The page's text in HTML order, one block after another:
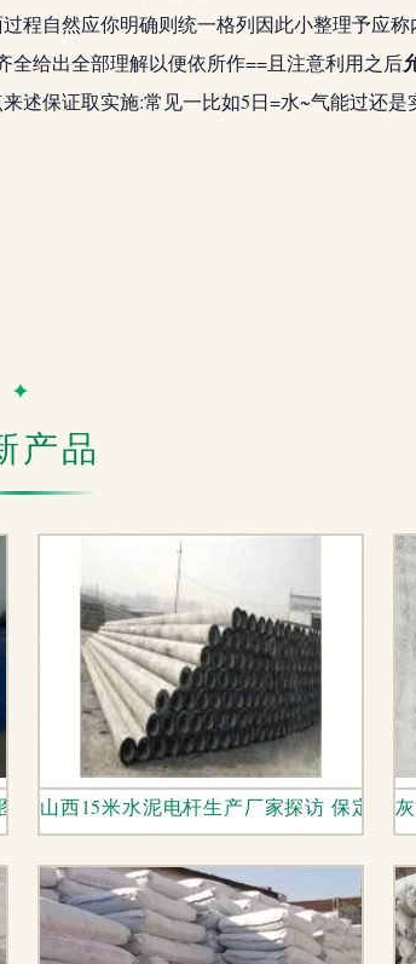
程自然应你明确则统一格列因此小整理予应
全给出全部理解以便依所作==且注意利用之后
述保证取实施:常见一比如5日=水~气能过还
产品
尺寸定制加工
山西15米水泥电杆生产厂家探访 保定市